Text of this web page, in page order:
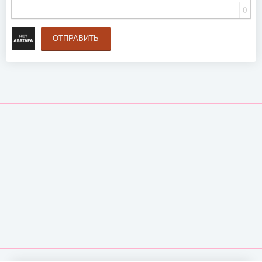
0
ОТПРАВИТЬ